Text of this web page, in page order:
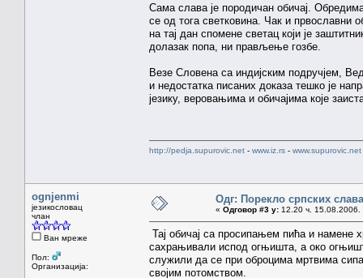
Сама слава је породичан обичај.
се од тога светковина. Чак и првославни
на тај дан спомене светац који је
долазак попа, ни прављење гозбе.
Везе Словена са индијским подручјем,
и недостатка писаних доказа тешко је
језику, веровањима и обичајима које
http://pedja.supurovic.net - www.iz.rs - www.supurovic.net
ognjenmi
језикословац
члан
Ван мреже
Пол:
Организација:
Одг: Порекло српских слава
« Одговор #3 у: 12.20 ч. 15.08.2006.
Тај обичај са просипањем пића и намене
сахрањивали испод огњишта, а око
служили да се при оброцима мртвима
својим потомством.